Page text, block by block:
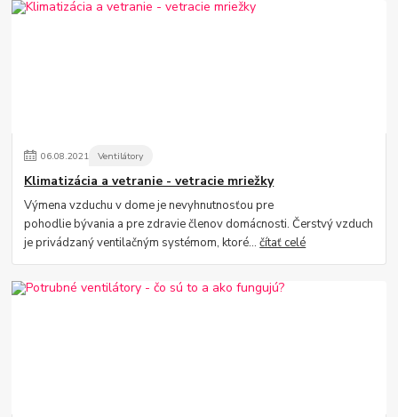
06.08.2021 Ventilátory
Klimatizácia a vetranie - vetracie mriežky
Výmena vzduchu v dome je nevyhnutnosťou pre
pohodlie bývania a pre zdravie členov domácnosti. Čerstvý vzduch
je privádzaný ventilačným systémom, ktoré...čítať celé